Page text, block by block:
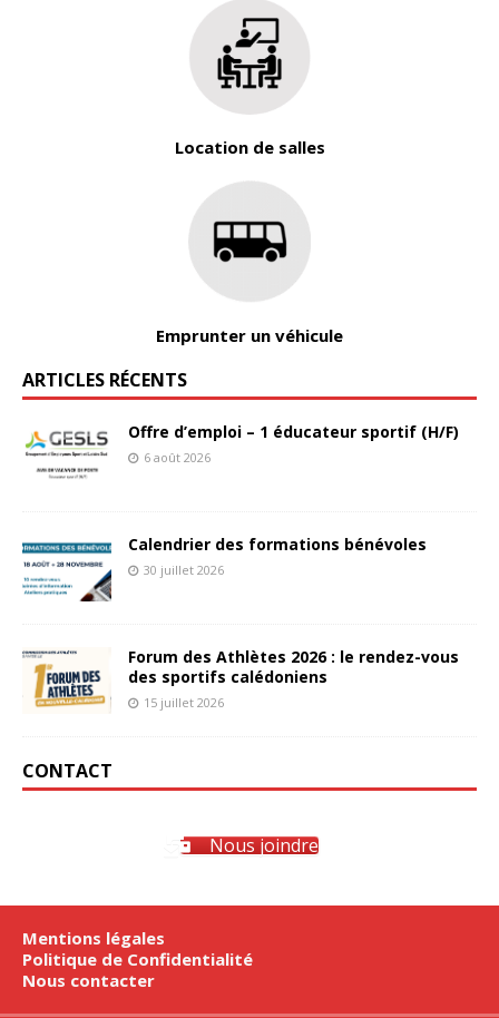
Location de salles
Emprunter un véhicule
ARTICLES RÉCENTS
Offre d’emploi – 1 éducateur sportif (H/F)
6 août 2026
Calendrier des formations bénévoles
30 juillet 2026
Forum des Athlètes 2026 : le rendez-vous
des sportifs calédoniens
15 juillet 2026
CONTACT
Nous joindre
Mentions légales
Politique de Confidentialité
Nous contacter